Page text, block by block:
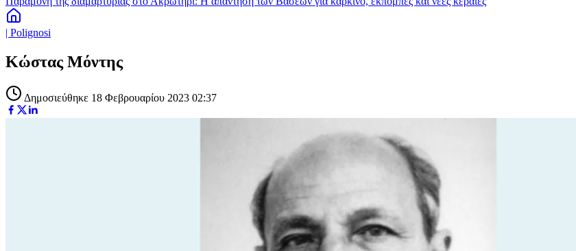
| Polignosi
Κώστας Μόντης
Δημοσιεύθηκε 18 Φεβρουαρίου 2023 02:37